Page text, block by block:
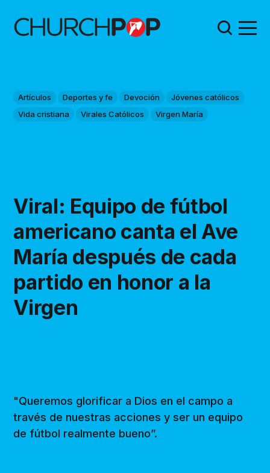
Artículos Deportes y fe Devoción
Jóvenes católicos
Vida cristiana
Virales Católicos Virgen María
Viral: Equipo de fútbol
americano canta el Ave
María después de cada
partido en honor a la
Virgen
"Queremos glorificar a Dios en el campo a
través de nuestras acciones y ser un equipo
de fútbol realmente bueno”.